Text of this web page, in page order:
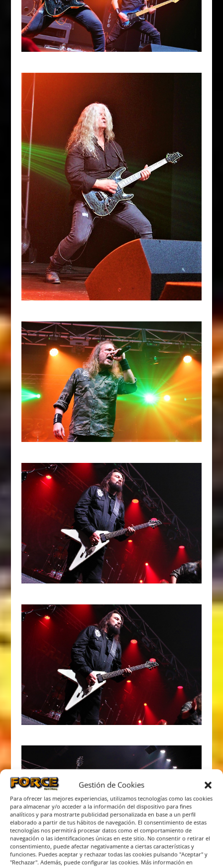
Gestión de Cookies
Para ofrecer las mejores experiencias, utilizamos tecnologías como las cookies
para almacenar y/o acceder a la información del dispositivo para fines
analíticos y para mostrarte publicidad personalizada en base a un perfil
elaborado a partir de tus hábitos de navegación. El consentimiento de estas
tecnologías nos permitirá procesar datos como el comportamiento de
navegación o las identificaciones únicas en este sitio. No consentir o retirar el
consentimiento, puede afectar negativamente a ciertas características y
funciones. Puedes aceptar y rechazar todas las cookies pulsando "Aceptar" y
"Rechazar". Además, puede configurar las cookies. Más información en